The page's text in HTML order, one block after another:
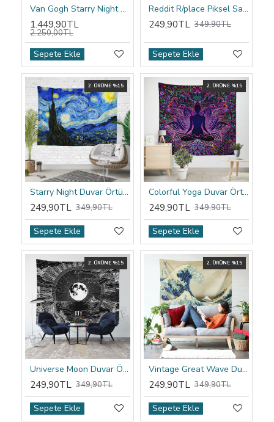
Van Gogh Starry Night Kapşonlu Battaniye
1.449,90TL
2.250,00TL
Sepete Ekle
Reddit R/place Piksel Sanatı Duvar Örtüsü
249,90TL 349,90TL
Sepete Ekle
2. ÜRÜNE %15
Starry Night Duvar Örtüsü
249,90TL 349,90TL
Sepete Ekle
2. ÜRÜNE %15
Colorful Yoga Duvar Örtüsü
249,90TL 349,90TL
Sepete Ekle
2. ÜRÜNE %15
Universe Moon Duvar Örtüsü
249,90TL 349,90TL
Sepete Ekle
2. ÜRÜNE %15
Vintage Great Wave Duvar Örtüsü
249,90TL 349,90TL
Sepete Ekle